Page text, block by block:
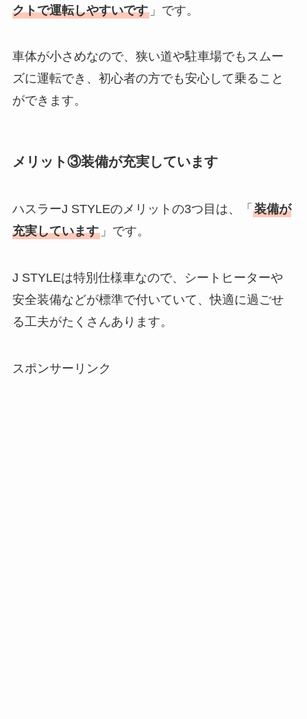
クトで運転しやすいです」です。
車体が小さめなので、狭い道や駐車場でもスムー
ズに運転でき、初心者の方でも安心して乗ること
ができます。
メリット③装備が充実しています
ハスラーJ STYLEのメリットの3つ目は、「 装備が
充実しています」です。
J STYLEは特別仕様車なので、シートヒーターや
安全装備などが標準で付いていて、快適に過ごせ
る工夫がたくさんあります。
スポンサーリンク